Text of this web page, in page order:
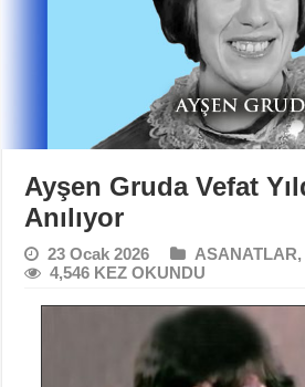
Ayşen Gruda Vefat
Anılıyor
23 Ocak 2026 ASANATLAR
4,546 KEZ OKUNDU